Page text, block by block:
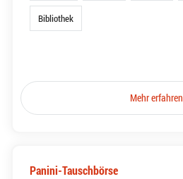
Bibliothek
Mehr erfahren
Panini-Tauschbörse